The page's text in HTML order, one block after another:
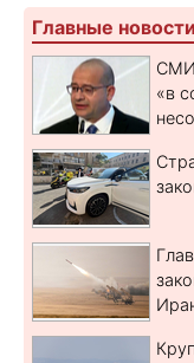
Главные
СМИ
«в